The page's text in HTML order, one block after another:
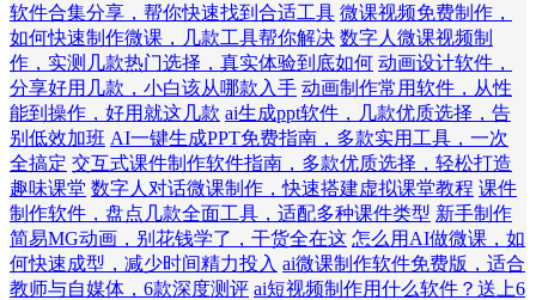
软件合集分享，帮你快速找到合适工具 微课视频免费制作，
如何快速制作微课，几款工具帮你解决 数字人微课视频制
作，实测几款热门选择，真实体验到底如何 动画设计软件，
分享好用几款，小白该从哪款入手 动画制作常用软件，从性
能到操作，好用就这几款 ai生成ppt软件，几款优质选择，告
别低效加班 AI一键生成PPT免费指南，多款实用工具，一次
全搞定 交互式课件制作软件指南，多款优质选择，轻松打造
趣味课堂 数字人对话微课制作，快速搭建虚拟课堂教程 课件
制作软件，盘点几款全面工具，适配多种课件类型 新手制作
简易MG动画，别花钱学了，干货全在这 怎么用AI做微课，如
何快速成型，减少时间精力投入 ai微课制作软件免费版，适合
教师与自媒体，6款深度测评 ai短视频制作用什么软件？送上6